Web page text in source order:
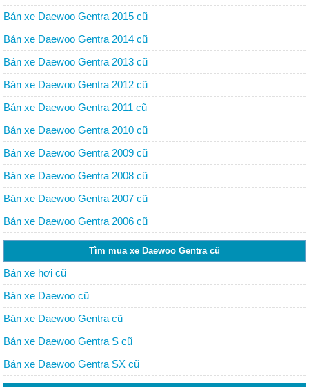
Bán xe Daewoo Gentra 2015 cũ
Bán xe Daewoo Gentra 2014 cũ
Bán xe Daewoo Gentra 2013 cũ
Bán xe Daewoo Gentra 2012 cũ
Bán xe Daewoo Gentra 2011 cũ
Bán xe Daewoo Gentra 2010 cũ
Bán xe Daewoo Gentra 2009 cũ
Bán xe Daewoo Gentra 2008 cũ
Bán xe Daewoo Gentra 2007 cũ
Bán xe Daewoo Gentra 2006 cũ
Tìm mua xe Daewoo Gentra cũ
Bán xe hơi cũ
Bán xe Daewoo cũ
Bán xe Daewoo Gentra cũ
Bán xe Daewoo Gentra S cũ
Bán xe Daewoo Gentra SX cũ